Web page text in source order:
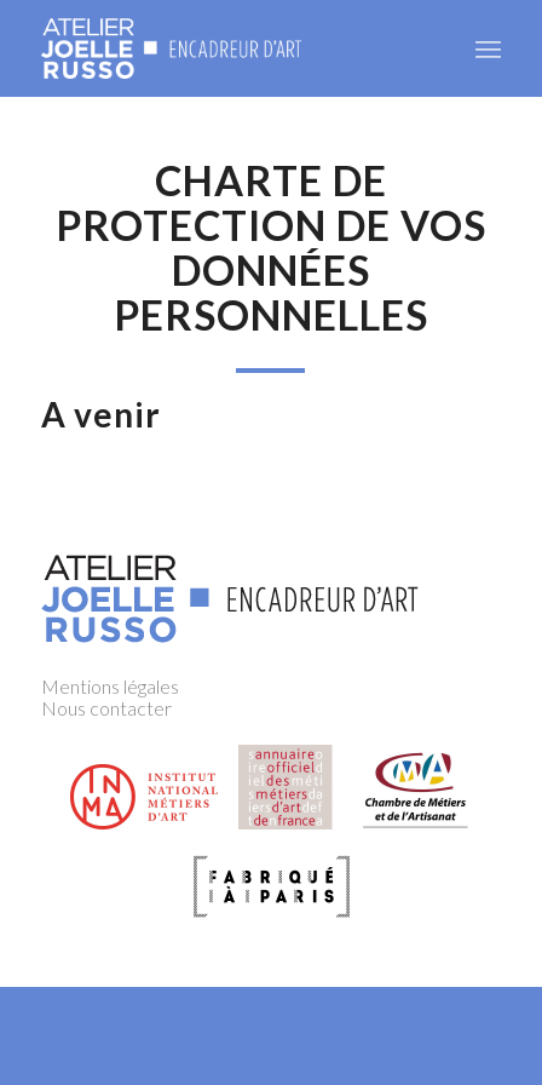
CHARTE DE
PROTECTION DE VOS
DONNÉES
PERSONNELLES
A venir
Mentions légales
Nous contacter